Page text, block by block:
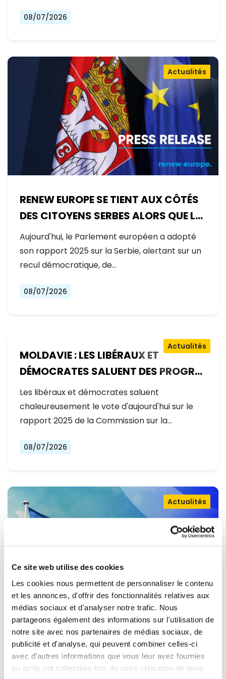
Ce site web utilise des cookies
Les cookies nous permettent de personnaliser le contenu
et les annonces, d'offrir des fonctionnalités relatives aux
médias sociaux et d'analyser notre trafic. Nous
partageons également des informations sur l'utilisation de
notre site avec nos partenaires de médias sociaux, de
publicité et d'analyse, qui peuvent combiner celles-ci
avec d'autres informations que vous leur avez fournies
ou qu'ils ont collectées lors de votre utilisation de leurs
08/07/2026
RENEW EUROPE SE TIENT AUX CÔTÉS
DES CITOYENS SERBES ALORS QUE LE
GOUVERNEMENT RECULE SUR LES
RÉFORMES
Actualités
Aujourd'hui, le Parlement européen a adopté
son rapport 2025 sur la Serbie, alertant sur un
recul démocratique, de…
08/07/2026
MOLDAVIE : LES LIBÉRAUX ET
DÉMOCRATES SALUENT DES PROGRÈS
EXCEPTIONNELS SUR LA VOIE DE
L'ADHÉSION À L'UE
Actualités
Les libéraux et démocrates saluent
chaleureusement le vote d'aujourd'hui sur le
rapport 2025 de la Commission sur la…
08/07/2026
OUVRIR LA PORTE À L'UKRAINE,
MAINTENIR LA PRESSION SUR LA
RUSSIE
Actualités
Renew Europe appelle l'Ukraine à accélérer la